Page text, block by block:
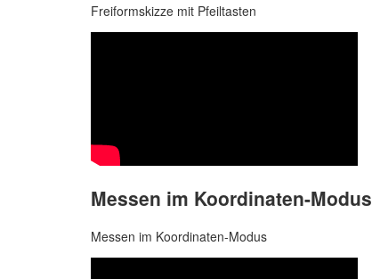
Freiformskizze mit Pfeiltasten
Messen im Koordinaten-Modus
Messen im Koordinaten-Modus